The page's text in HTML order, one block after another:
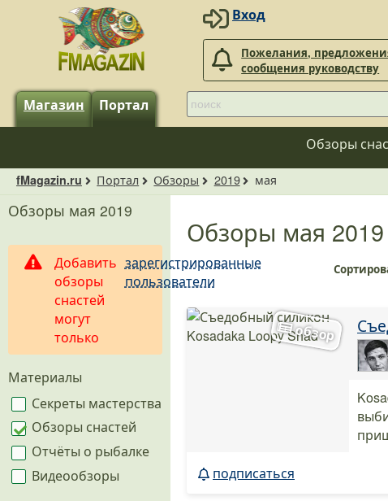
Вход
Пожелания,
сообщения руководству
Магазин Портал
Обзоры
fMagazin.ru Портал Обзоры 2019 мая
Обзоры мая 2019
подписаться
Обзоры мая 2019
Добавить
обзоры
снастей
могут
только
зарегистрированные
пользователи
Материалы
Секреты мастерства
Обзоры снастей
Отчёты о рыбалке
Видеообзоры